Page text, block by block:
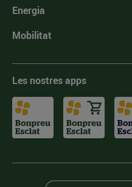
Energia
Mobilitat
Les nostres apps